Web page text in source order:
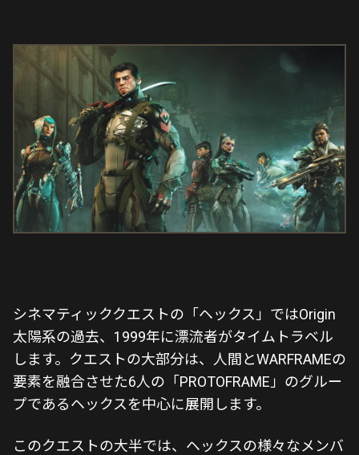
シネマティッククエストの「ヘックス」ではOrigin
太陽系の過去、1999年に漂流者がタイムトラベル
します。クエストの大部分は、人間とWARFRAMEの
要素を融合させた6人の「PROTOFRAME」のグルー
プであるヘックスを中心に展開します。
このクエストの大半では、ヘックスの様々なメンバ